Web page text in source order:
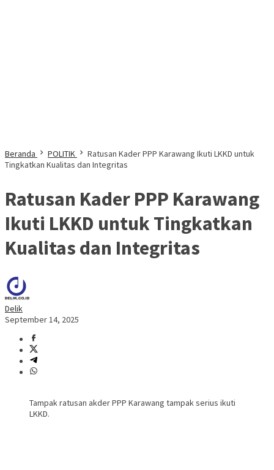
Beranda POLITIK
Ratusan Kader PPP Karawang Ikuti LKKD untuk
Tingkatkan Kualitas dan Integritas
Ratusan Kader PPP Karawang
Ikuti LKKD untuk Tingkatkan
Kualitas dan Integritas
Delik
September 14, 2025
Tampak ratusan akder PPP Karawang tampak serius ikuti
LKKD.